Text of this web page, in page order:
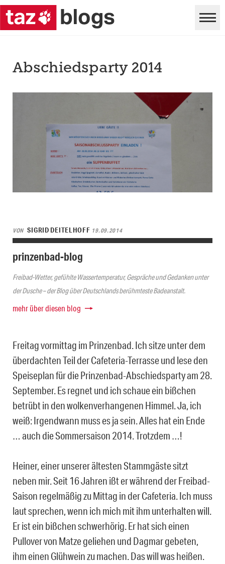
Abschiedsparty 2014
VON SIGRID DEITELHOFF 19.09.2014
prinzenbad-blog
Freibad-Wetter, gefühlte Wassertemperatur, Gespräche und Gedanken unter
der Dusche – der Blog über Deutschlands berühmteste Badeanstalt.
mehr über diesen blog
Freitag vormittag im Prinzenbad. Ich sitze unter dem
überdachten Teil der Cafeteria-Terrasse und lese den
Speiseplan für die Prinzenbad-Abschiedsparty am 28.
September. Es regnet und ich schaue ein bißchen
betrübt in den wolkenverhangenen Himmel. Ja, ich
weiß: Irgendwann muss es ja sein. Alles hat ein Ende
… auch die Sommersaison 2014. Trotzdem …!
Heiner, einer unserer ältesten Stammgäste sitzt
neben mir. Seit 16 Jahren ißt er während der Freibad-
Saison regelmäßig zu Mittag in der Cafeteria. Ich muss
laut sprechen, wenn ich mich mit ihm unterhalten will.
Er ist ein bißchen schwerhörig. Er hat sich einen
Pullover von Matze geliehen und Dagmar gebeten,
ihm einen Glühwein zu machen. Das will was heißen.